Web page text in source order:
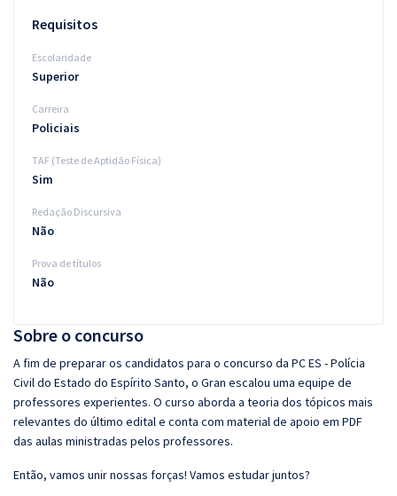
Sobre o concurso
A fim de preparar os candidatos para o concurso da PC ES - Polícia
Civil do Estado do Espírito Santo, o Gran escalou uma equipe de
professores experientes. O curso aborda a teoria dos tópicos mais
relevantes do último edital e conta com material de apoio em PDF
das aulas ministradas pelos professores.
Então, vamos unir nossas forças! Vamos estudar juntos?
Requisitos
Escolaridade
Superior
Carreira
Policiais
TAF (Teste de Aptidão Física)
Sim
Redação Discursiva
Não
Prova de títulos
Não